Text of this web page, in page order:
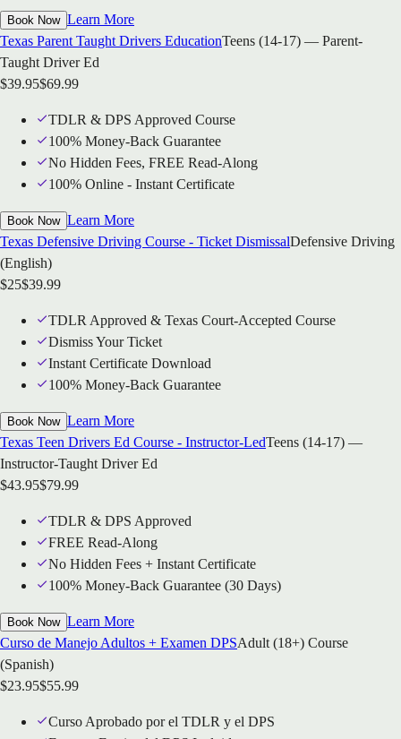
Book Now Learn More
Texas Parent Taught Drivers EducationTeens (14-17) — Parent-
Taught Driver Ed
$39.95$69.99
TDLR & DPS Approved Course
100% Money-Back Guarantee
No Hidden Fees, FREE Read-Along
100% Online - Instant Certificate
Book Now Learn More
Texas Defensive Driving Course - Ticket DismissalDefensive Driving
(English)
$25$39.99
TDLR Approved & Texas Court-Accepted Course
Dismiss Your Ticket
Instant Certificate Download
100% Money-Back Guarantee
Book Now Learn More
Texas Teen Drivers Ed Course - Instructor-LedTeens (14-17) —
Instructor-Taught Driver Ed
$43.95$79.99
TDLR & DPS Approved
FREE Read-Along
No Hidden Fees + Instant Certificate
100% Money-Back Guarantee (30 Days)
Book Now Learn More
Curso de Manejo Adultos + Examen DPSAdult (18+) Course
(Spanish)
$23.95$55.99
Curso Aprobado por el TDLR y el DPS